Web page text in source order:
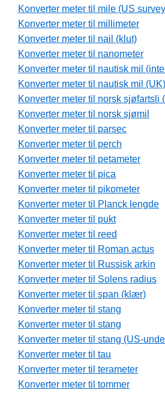
Konverter meter til mile (US
Konverter meter til millimeter
Konverter meter til nail (klut)
Konverter meter til nanometer
Konverter meter til nautisk mil
Konverter meter til nautisk mil (UK)
Konverter meter til norsk sjøfartsli
Konverter meter til norsk sjømil
Konverter meter til parsec
Konverter meter til perch
Konverter meter til petameter
Konverter meter til pica
Konverter meter til pikometer
Konverter meter til Planck lengde
Konverter meter til pukt
Konverter meter til reed
Konverter meter til Roman actus
Konverter meter til Russisk arkin
Konverter meter til Solens radius
Konverter meter til span (klær)
Konverter meter til stang
Konverter meter til stang
Konverter meter til stang (US-
Konverter meter til tau
Konverter meter til terameter
Konverter meter til tommer